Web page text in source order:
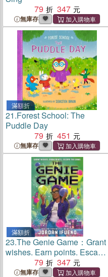
79
347
無庫存
滿額折
21.Forest School: The
Puddle Day
79
451
無庫存
滿額折
23.The Genie Game：Grant
wishes. Earn points. Escape
the game!
79 347
無庫存